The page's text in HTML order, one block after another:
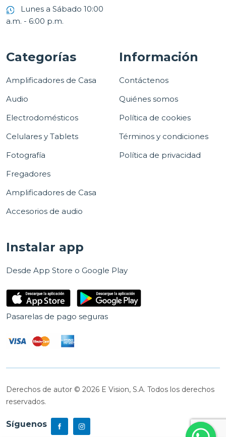
Lunes a Sábado 10:00
a.m. - 6:00 p.m.
Categorías
Amplificadores de Casa
Audio
Electrodomésticos
Celulares y Tablets
Fotografía
Fregadores
Amplificadores de Casa
Accesorios de audio
Información
Contáctenos
Quiénes somos
Política de cookies
Términos y condiciones
Política de privacidad
Instalar app
Desde App Store o Google Play
Pasarelas de pago seguras
Derechos de autor © 2026 E Vision, S.A. Todos los derechos
reservados.
Síguenos